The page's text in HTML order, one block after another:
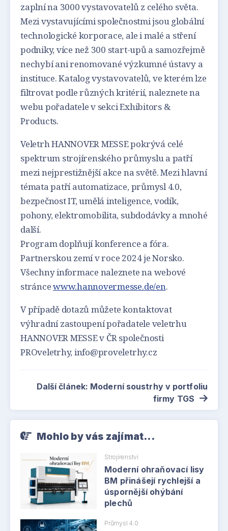
zaplní na 3000 vystavovatelů z celého světa.
Mezi vystavujícími společnostmi jsou globální
technologické korporace, ale i malé a stření
podniky, více než 300 start-upů a samozřejmě
nechybí ani renomované výzkumné ústavy a
instituce. Katalog vystavovatelů, ve kterém lze
filtrovat podle různých kritérií, naleznete na
webu pořadatele v sekci Exhibitors &
Products.
Veletrh HANNOVER MESSE pokrývá celé
spektrum strojírenského průmyslu a patří
mezi nejprestižnější akce na světě. Mezi hlavní
témata patří automatizace, průmysl 4.0,
bezpečnost IT, umělá inteligence, vodík,
pohony, elektromobilita, subdodávky a mnohé
další.
Program doplňují konference a fóra.
Partnerskou zemí v roce 2024 je Norsko.
Všechny informace naleznete na webové
stráncewww.hannovermesse.de/en.
V případě dotazů můžete kontaktovat
výhradní zastoupení pořadatele veletrhu
HANNOVER MESSE v ČR společnosti
PROveletrhy, info@proveletrhy.cz
Další článek: Moderní soustrhy v portfoliu
firmy TGS
Mohlo by vás zajímat...
Strojírenství
Moderní ohraňovací lisy
BM přinášejí rychlejší a
úspornější ohýbání
plechů
Průmysl 4.0